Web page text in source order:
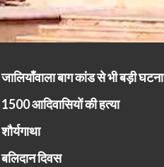
जालियाँवाला बाग कांड से भी बड़ी घटना
1500 आदिवासियों की हत्या
शौर्यगाथा
बलिदान दिवस